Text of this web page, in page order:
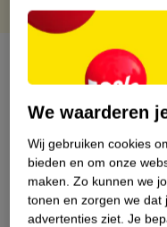
Over dit product
Productinformatie
Etiketinformatie
Nature Impact Score
We waarderen
Wij gebruiken cookies
bieden en om onze
maken. Zo kunnen we
tonen en zorgen we dat
advertenties ziet. Je